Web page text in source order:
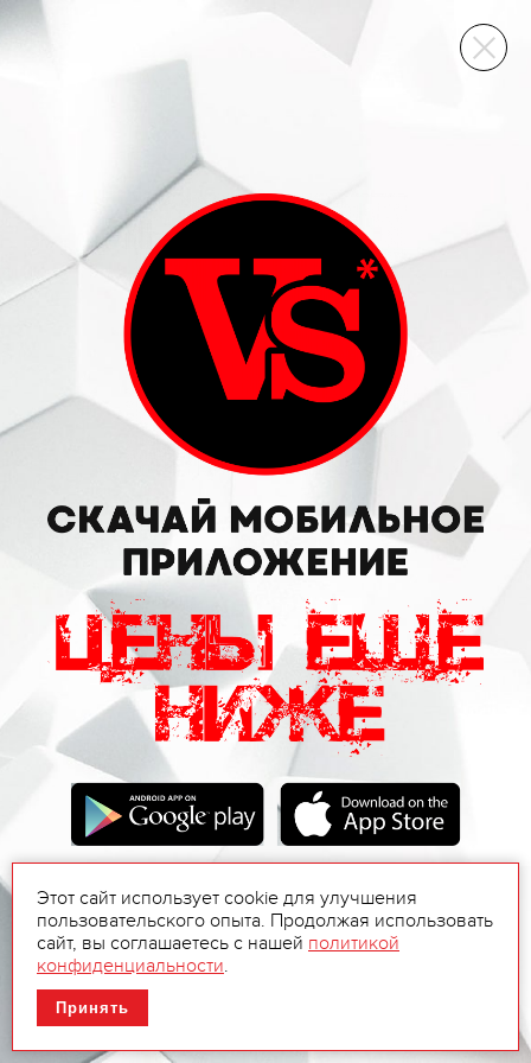
ВИННЫЙ СКЛАД
Этот сайт использует cookie для улучшения
пользовательского опыта. Продолжая использовать
сайт, вы соглашаетесь с нашей политикой
конфиденциальности.
Принять